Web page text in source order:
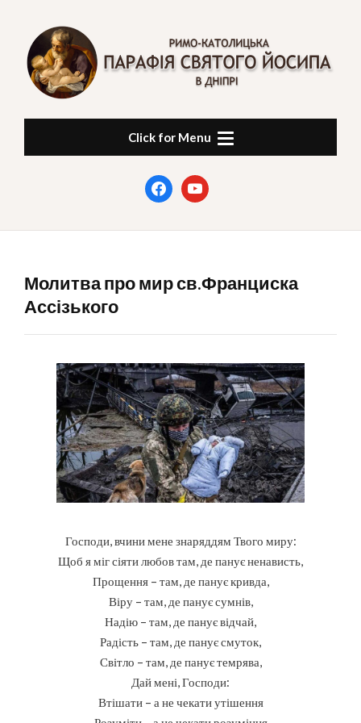
content
ПАРАФІЯ СВЯТОГО
ЙОСИПА
Click for Menu
facebookyoutube
Молитва про мир св.Франциска
Ассізького
Господи, вчини мене знаряддям Твого миру:
Щоб я міг сіяти любов там, де панує ненависть,
Прощення – там, де панує кривда,
Віру – там, де панує сумнів,
Надію – там, де панує відчай,
Радість – там, де панує смуток,
Світло – там, де панує темрява,
Дай мені, Господи:
Втішати – а не чекати утішення